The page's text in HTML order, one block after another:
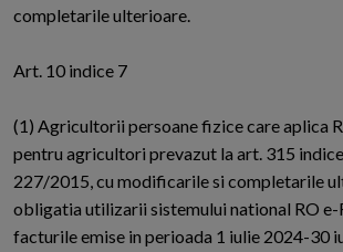
completarile ulterioare.
Art. 10 indice 7
(1) Agricultorii persoane fizice care aplica
pentru agricultori prevazut la art. 315 indice
227/2015, cu modificarile si completarile
obligatia utilizarii sistemului national RO
facturile emise in perioada 1 iulie 2024-30